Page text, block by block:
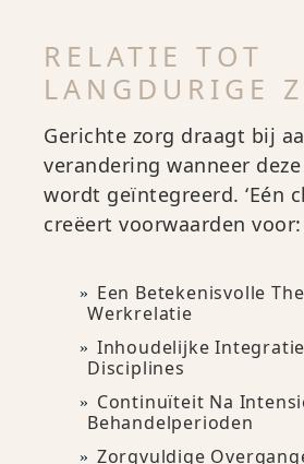
RELATIE TOT
LANGDURIGE
Gerichte zorg draagt bij
verandering wanneer
wordt geïntegreerd. ‘Eén
creëert voorwaarden voor:
Een Betekenisvolle
Werkrelatie
Inhoudelijke Integratie
Disciplines
Continuïteit Na
Behandelperioden
Zorgvuldige